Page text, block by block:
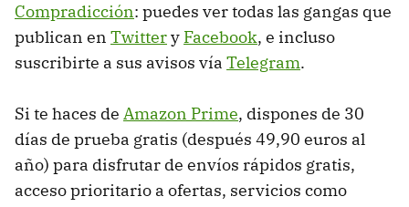
Compradicción: puedes ver todas las gangas que
publican en Twittery Facebook, e incluso
suscribirte a sus avisos vía Telegram.
Si te haces de Amazon Prime, dispones de 30
días de prueba gratis (después 49,90 euros al
año) para disfrutar de envíos rápidos gratis,
acceso prioritario a ofertas, servicios como